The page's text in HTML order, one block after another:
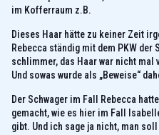
im Kofferraum z.B.
Dieses Haar hätte zu keiner Zeit
Rebecca ständig mit dem PKW der
schlimmer, das Haar war nicht mal
Und sowas wurde als „Beweise“
Der Schwager im Fall Rebecca
gemacht, wie es hier im Fall
gibt. Und ich sage ja nicht, man